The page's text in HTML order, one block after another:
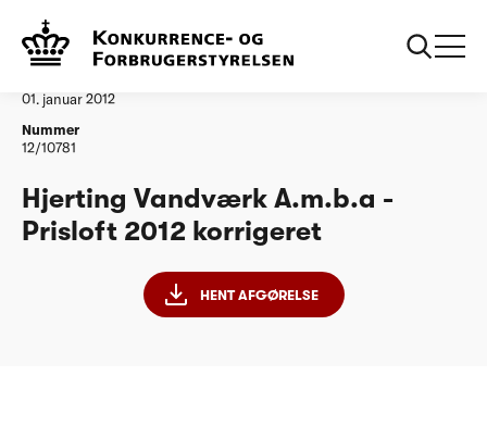
Vandtilsyn
01. januar 2012
Nummer
12/10781
Hjerting Vandværk A.m.b.a -
Prisloft 2012 korrigeret
HENT AFGØRELSE